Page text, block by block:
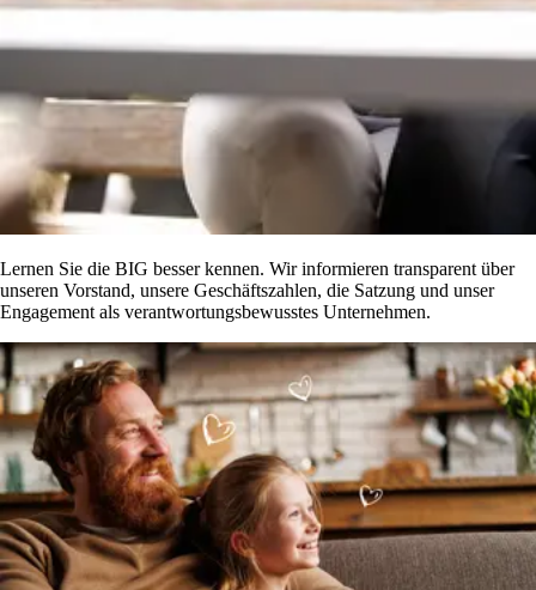
Lernen Sie die BIG besser kennen. Wir informieren transparent über
unseren Vorstand, unsere Geschäftszahlen, die Satzung und unser
Engagement als verantwortungsbewusstes Unternehmen.